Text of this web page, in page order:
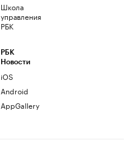
Школа
управления
РБК
РБК
Новости
iOS
Android
AppGallery